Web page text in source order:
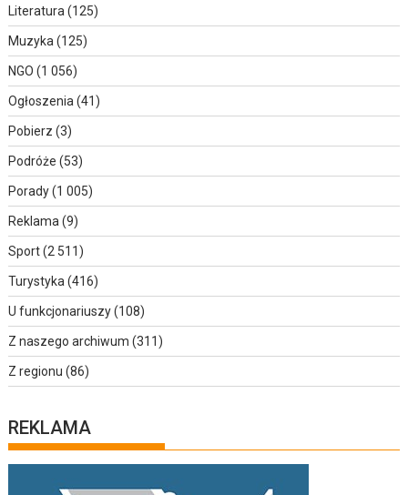
Literatura(125)
Muzyka(125)
NGO (1 056)
Ogłoszenia(41)
Pobierz (3)
Podróże (53)
Porady(1 005)
Reklama(9)
Sport(2 511)
Turystyka(416)
U funkcjonariuszy(108)
Z naszego archiwum (311)
Z regionu (86)
REKLAMA